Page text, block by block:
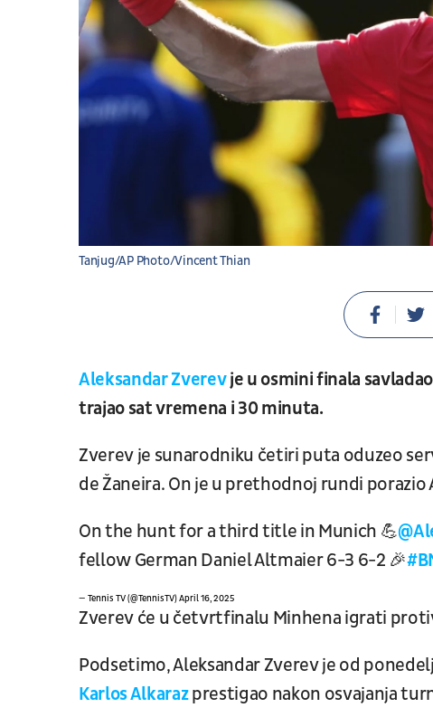
Tanjug/AP Photo/Vincent Thian
Aleksandar Zverevje u osmini finala
trajao sat vremena i 30 minuta.
Zverev je sunarodniku četiri puta oduzeo
de Žaneira. On je u prethodnoj rundi porazio
On the hunt for a third title in Munich 💪
fellow German Daniel Altmaier 6-3 6-2 🎉
— Tennis TV (@TennisTV)April 16, 2025
Zverev će u četvrtfinalu Minhena igrati
Podsetimo, Aleksandar Zverev je od
Karlos Alkarazprestigao nakon osvajanja